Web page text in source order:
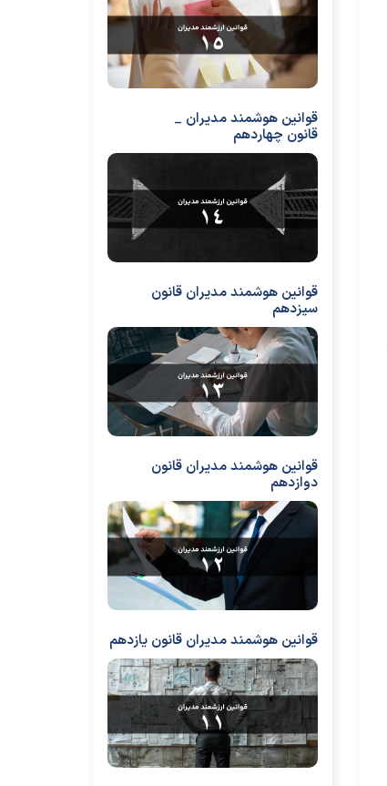
قوانین هوشمند مدیران _
قانون چهاردهم
قوانین هوشمند مدیران قانون
سیزدهم
قوانین هوشمند مدیران قانون
دوازدهم
قوانین هوشمند مدیران قانون یازدهم